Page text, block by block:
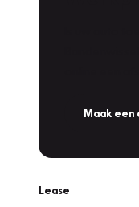
Maak een
Lease